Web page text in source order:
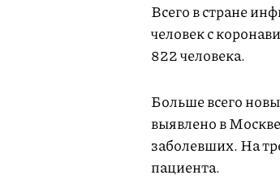
Всего в стране
человек с
822 человека.
Больше всего
выявлено в
заболевших. На
пациента.